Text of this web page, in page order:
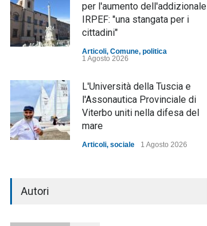
per l'aumento dell'addizionale
IRPEF: "una stangata per i
cittadini"
Articoli, Comune, politica
1 Agosto 2026
L'Università della Tuscia e
l'Assonautica Provinciale di
Viterbo uniti nella difesa del
mare
Articoli, sociale 1 Agosto 2026
Autori